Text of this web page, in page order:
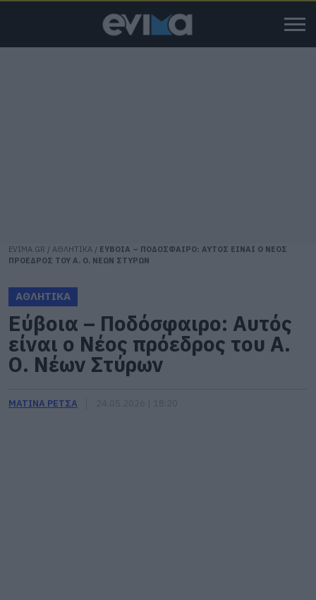
EVIMA.GR / ΑΘΛΗΤΙΚΑ / ΕΥΒΟΙΑ – ΠΟΔΟΣΦΑΙΡΟ: ΑΥΤΟΣ ΕΙΝΑΙ Ο ΝΕΟΣ
ΠΡΟΕΔΡΟΣ ΤΟΥ Α. Ο. ΝΕΩΝ ΣΤΥΡΩΝ
ΑΘΛΗΤΙΚΑ
Εύβοια – Ποδόσφαιρο: Αυτός
είναι ο Νέος πρόεδρος του Α.
Ο. Νέων Στύρων
ΜΑΤΙΝΑ ΡΕΤΣΑ